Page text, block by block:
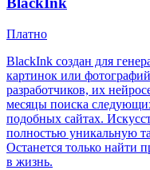
Платно
BlackInk создан для
картинок или
разработчиков, их
месяцы поиска
подобных сайтах.
полностью уникальную
Останется только найти
в жизнь.